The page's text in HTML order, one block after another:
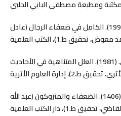
الجرجاني، أبو أحمد بن عدي. (1997). الكامل في ضعفاء الرجال (عادل
ابن الجوزي، عبد الرحمن بن علي. (1981). العلل المتناهية في الأحاديث
ابن الجوزي عبد الرحمن بن علي. (1406). الضعفاء والمتروكون (عبد الله